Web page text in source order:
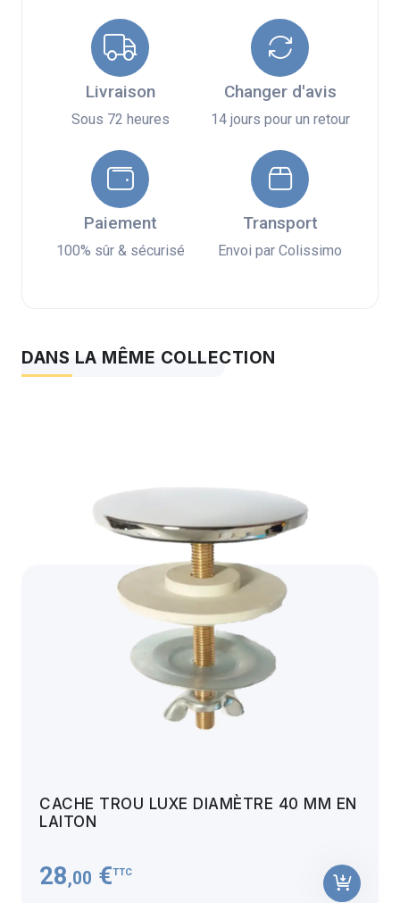
Livraison
Sous 72 heures
Changer d'avis
14 jours pour un retour
Paiement
100% sûr & sécurisé
Transport
Envoi par Colissimo
DANS LA MÊME COLLECTION
CACHE TROU LUXE DIAMÈTRE 40 MM EN
LAITON
28,00 €TTC